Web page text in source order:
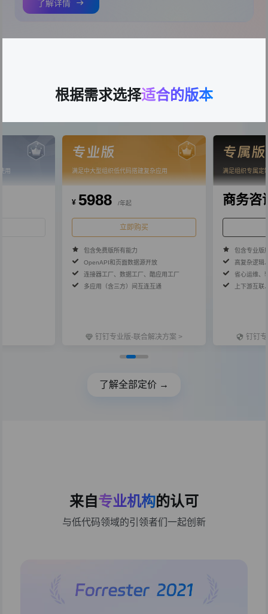
了解详情
根据需求选择适合的版本
所有版本都包含以下功能
用
专业版
满足中大型组织低代码搭建复杂应用
¥ 5988 /年起
立即购买
包含免费版所有能力
OpenAPI和页面数据源开放
连接器工厂、数据工厂、酷应用工厂
多应用（含三方）间互连互通
钉钉专业版-联合解决方案 >
专属版
满足组织专属定
商务咨
包含专业版
高复杂逻辑
省心运维、
上下游互联
钉钉
了解全部定价 →
来自 专业机构的认可
与低代码领域的引领者们一起创新